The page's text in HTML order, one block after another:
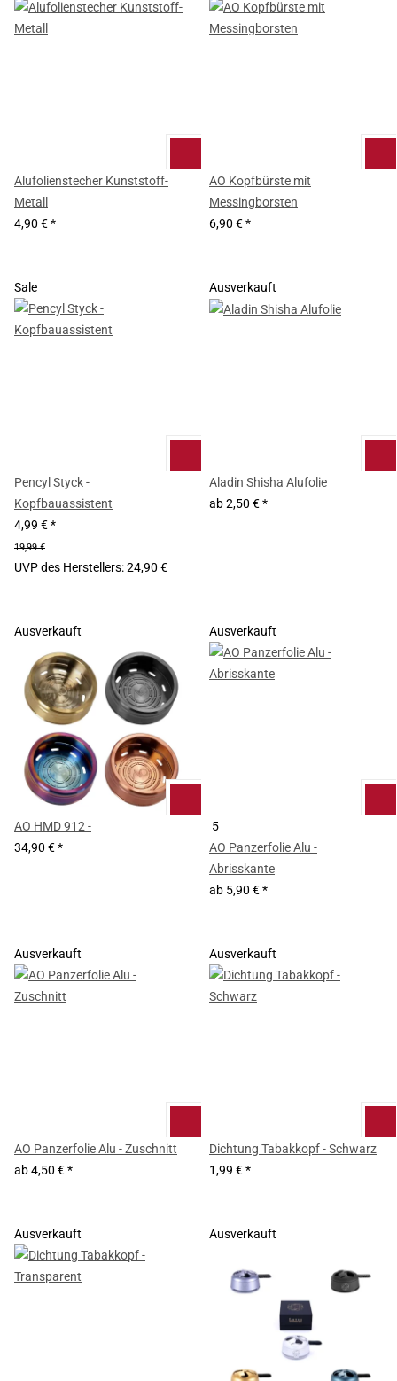
Alufolienstecher Kunststoff-
Metall
4,90 €*
AO Kopfbürste mit
Messingborsten
6,90 €*
Sale
Pencyl Styck -
Kopfbauassistent
4,99 €*
19,99 €
UVP des Herstellers:24,90 €
Ausverkauft
Aladin Shisha Alufolie
ab2,50 €*
Ausverkauft
AO HMD 912 -
34,90 €*
Ausverkauft
5
AO Panzerfolie Alu -
Abrisskante
ab 5,90 €*
Ausverkauft
AO Panzerfolie Alu - Zuschnitt
ab4,50 €*
Ausverkauft
Dichtung Tabakkopf - Schwarz
1,99 €*
Ausverkauft Ausverkauft